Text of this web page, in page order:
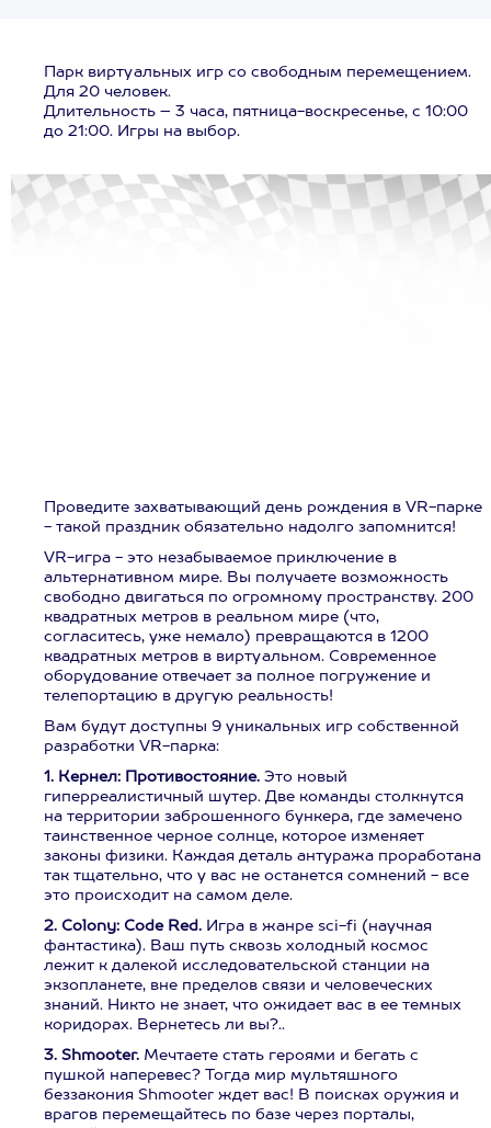
Парк виртуальных игр со свободным перемещением.
Для 20 человек.
Длительность – 3 часа, пятница-воскресенье, с 10:00
до 21:00. Игры на выбор.
Проведите захватывающий день рождения в VR-парке
- такой праздник обязательно надолго запомнится!
VR-игра - это незабываемое приключение в
альтернативном мире. Вы получаете возможность
свободно двигаться по огромному пространству. 200
квадратных метров в реальном мире (что,
согласитесь, уже немало) превращаются в 1200
квадратных метров в виртуальном. Современное
оборудование отвечает за полное погружение и
телепортацию в другую реальность!
Вам будут доступны 9 уникальных игр собственной
разработки VR-парка:
1. Кернел: Противостояние. Это новый
гиперреалистичный шутер. Две команды столкнутся
на территории заброшенного бункера, где замечено
таинственное черное солнце, которое изменяет
законы физики. Каждая деталь антуража проработана
так тщательно, что у вас не останется сомнений - все
это происходит на самом деле.
2. Colony: Code Red. Игра в жанре sci-fi (научная
фантастика). Ваш путь сквозь холодный космос
лежит к далекой исследовательской станции на
экзопланете, вне пределов связи и человеческих
знаний. Никто не знает, что ожидает вас в ее темных
коридорах. Вернетесь ли вы?..
3. Shmooter. Мечтаете стать героями и бегать с
пушкой наперевес? Тогда мир мультяшного
беззакония Shmooter ждет вас! В поисках оружия и
врагов перемещайтесь по базе через порталы,